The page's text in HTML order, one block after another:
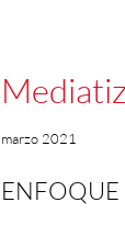
marzo 2021
ENFOQUE